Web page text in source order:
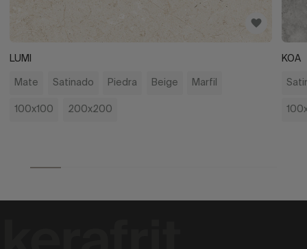
LUMI
Mate Satinado Piedra Beige Marfil
100x100 200x200
KOA